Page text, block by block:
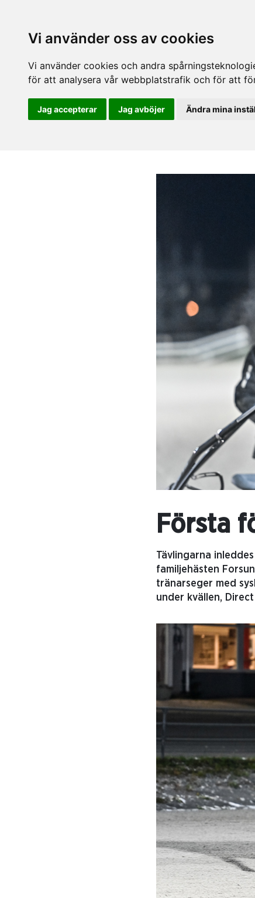
Vi använder oss av cookies
Vi använder cookies och andra
för att analysera vår webbplatstrafik och för att
Jag accepterar Jag avböjer Ändra mina
Första
Tävlingarna
familjehästen
tränarseger med
under kvällen,